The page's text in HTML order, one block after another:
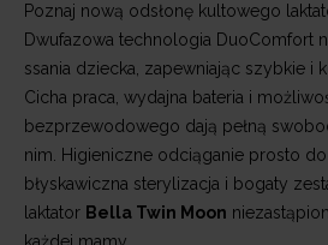
Poznaj nową odsłonę kultowego
Dwufazowa technologia DuoComfort
ssania dziecka, zapewniając szybkie i
Cicha praca, wydajna bateria i
bezprzewodowego dają pełną
nim. Higieniczne odciąganie prosto
błyskawiczna sterylizacja i bogaty
laktator Bella Twin Moon